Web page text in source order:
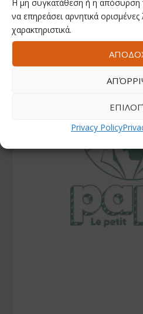
Η μη συγκατάθεση ή η απόσυρση
να επηρεάσει αρνητικά ορισμένες
χαρακτηριστικά.
Privacy Policy
Instagram